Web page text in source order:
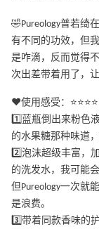
🤣Pureology普若绮
有不同的功效，但
是咋滴，反而觉得
次出差带着用了，
❤️使用感受：
1️⃣蓝瓶倒出来粉色
的水果糖那种味道
2️⃣泡沫超级丰富，
的洗发水，我可能
但Pureology一次就
是浪费。
3️⃣带着同款香味的